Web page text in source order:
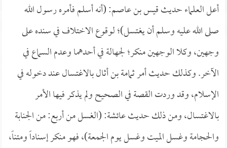
أعل العلماء حديث قيس بن عاصم: (أنه أسلم فأمره رسول الله
صلى الله عليه وسلم أن يغتسل)؛ لوقوع الاختلاف في سنده على
وجهين، وكلا الوجهين منكر؛ لجهالة في أحدهما وعدم السماع في
الآخر. وكذلك حديث أمر ثمامة بن أثال بالاغتسال عند دخوله في
الإسلام، وقد وردت القصة في الصحيح ولم يذكر فيها الأمر
بالاغتسال، ومن ذلك حديث عائشة: (الغسل من أربع: من الجنابة
والحجامة وغسل الميت وغسل يوم الجمعة)، فهو منكر إسناداً ومتناً،